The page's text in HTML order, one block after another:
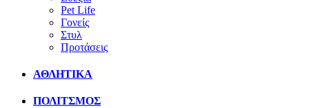
Pet Life
Γονείς
Στυλ
Προτάσεις
ΑΘΛΗΤΙΚΑ
ΠΟΛΙΤΣΜΟΣ